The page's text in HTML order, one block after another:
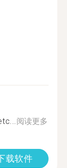
阅读更多
载软件